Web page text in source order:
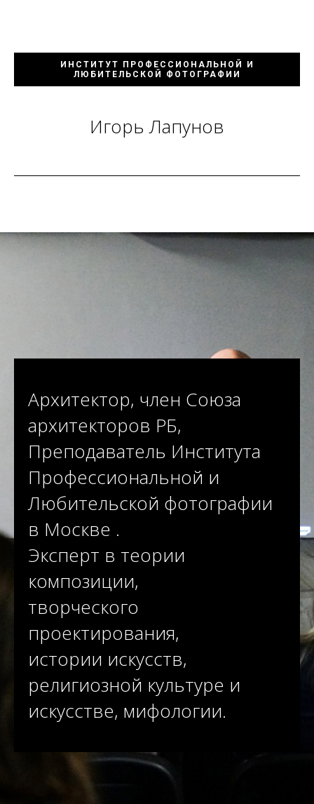
ИНСТИТУТ ПРОФЕССИОНАЛЬНОЙ И
ЛЮБИТЕЛЬСКОЙ ФОТОГРАФИИ
Игорь Лапунов
Архитектор, член Союза
архитекторов РБ,
Преподаватель Института
Профессиональной и
Любительской фотографии
в Москве .
Эксперт в теории
композиции,
творческого
проектирования,
истории искусств,
религиозной культуре и
искусстве, мифологии.